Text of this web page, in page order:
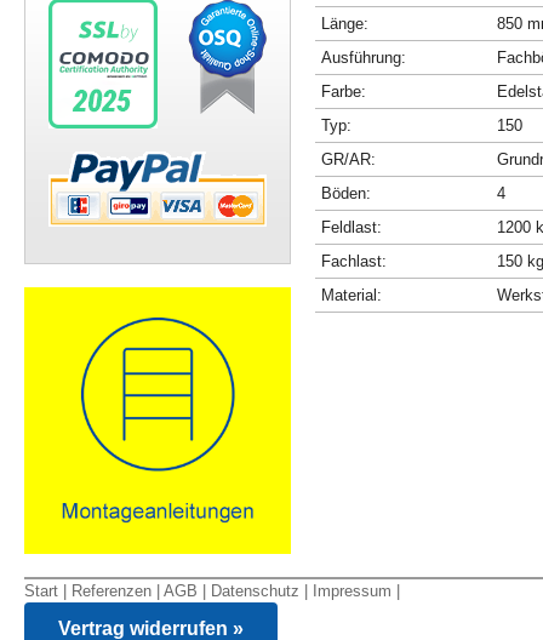
Länge:
850
Ausführung:
Farbe:
Typ:
150
GR/AR:
Böden:
4
Feldlast:
1200
Fachlast:
150 kg
Material:
Start Referenzen AGB Datenschutz Impressum
Vertrag widerrufen »